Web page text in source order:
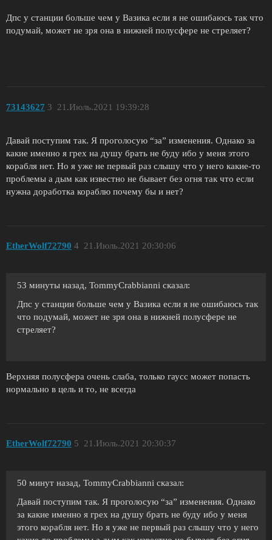
Дпс у станции больше чем у Вазика если я не ошибаюсь так что
подумай, может не зря она в нижней полусфере не стреляет?
73143627 21.Июль.2021 19:39:28
3
Давай поступим так. Я проголосую “за” изменения. Однако за
какие именно я грех на душу брать не буду ибо у меня этого
корабля нет. Но я уже не первый раз слышу что у него какие-то
проблемы а дым как известно не бывает без огня так что если
нужна доработка кораблю почему бы и нет?
EtherWolf72790 21.Июль.2021 20:30:06
4
53 минуты назад, TommyCrabbianni сказал:
Дпс у станции больше чем у Вазика если я не ошибаюсь так
что подумай, может не зря она в нижней полусфере не
стреляет?
Верхняя полусфера очень слаба, только гаусс может попасть
нормально в цель и то, не всегда
EtherWolf72790 21.Июль.2021 20:30:37
5
50 минут назад, TommyCrabbianni сказал:
Давай поступим так. Я проголосую “за” изменения. Однако
за какие именно я грех на душу брать не буду ибо у меня
этого корабля нет. Но я уже не первый раз слышу что у него